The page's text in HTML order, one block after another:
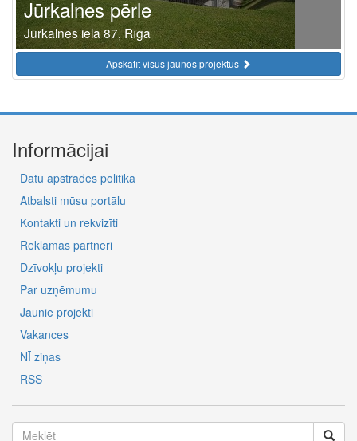
Jūrkalnes pērle
Jūrkalnes iela 87, Rīga
Apskatīt visus jaunos projektus
Informācijai
Datu apstrādes politika
Atbalsti mūsu portālu
Kontakti un rekvizīti
Reklāmas partneri
Dzīvokļu projekti
Par uzņēmumu
Jaunie projekti
Vakances
NĪ ziņas
RSS